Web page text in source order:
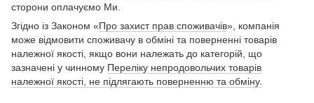
сторони оплачуємо Ми.
Згідно із Законом «Про захист прав споживачів», компанія
може відмовити споживачу в обміні та поверненні товарів
належної якості, якщо вони належать до категорій, що
зазначені у чинному Переліку непродовольчих товарів
належної якості, не підлягають поверненню та обміну.